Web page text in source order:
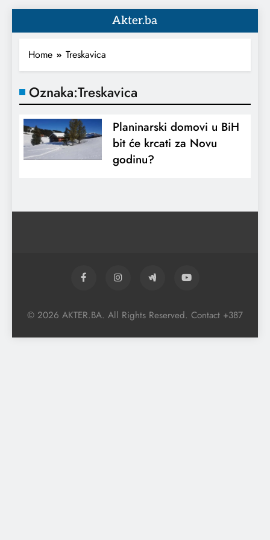
Akter.ba
Home Treskavica
Oznaka:Treskavica
Planinarski domovi u BiH
bit će krcati za Novu
godinu?
© 2026 AKTER.BA. All Rights Reserved. Contact +387